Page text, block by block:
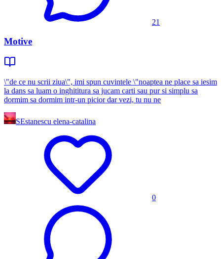
21
Motive
\"de ce nu scrii ziua\", imi spun cuvintele \"noaptea ne place sa iesim
la dans sa luam o inghititura sa jucam carti sau pur si simplu sa
dormim sa dormim intr-un picior dar vezi, tu nu ne
SEstanescu elena-catalina
0